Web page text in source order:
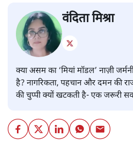
वंदिता मिश्रा
क्या असम का ‘मियां मॉडल’ नाज़ी
है? नागरिकता, पहचान और दमन की
की चुप्पी क्यों खटकती है- एक जरूरी